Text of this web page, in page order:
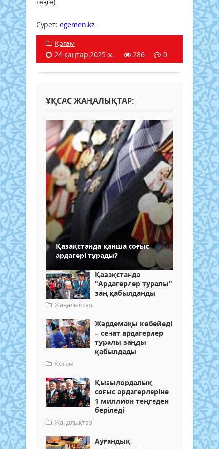
теңге).
Сурет: ​ egemen.kz
Қоғам
24 қаңтар 2025 ж.
286 0
ҰҚСАС ЖАҢАЛЫҚТАР:
Қазақстанда қанша соғыс
ардагері тұрады?
Қазақстанда
"Ардагерлер туралы"
заң қабылданды
Жаңалықтар
Жәрдемақы көбейеді
– сенат ардагерлер
туралы заңды
қабылдады
Қоғам
Қызылордалық
соғыс ардагерлеріне
1 миллион теңгеден
беріледі
Жаңалықтар
Ауғандық